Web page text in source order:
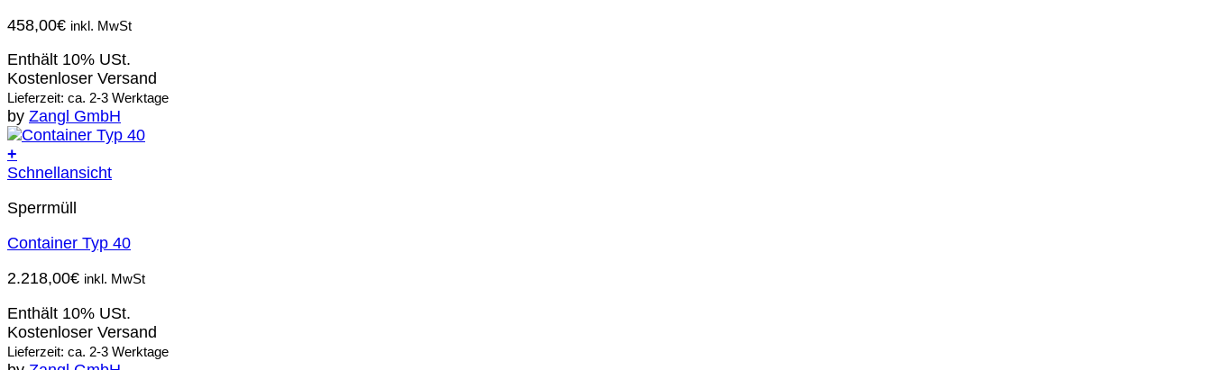
458,00€ inkl. MwSt
Enthält 10% USt.
Kostenloser Versand
Lieferzeit: ca. 2-3 Werktage
by Zangl GmbH
+
Schnellansicht
Sperrmüll
Container Typ 40
2.218,00€ inkl. MwSt
Enthält 10% USt.
Kostenloser Versand
Lieferzeit: ca. 2-3 Werktage